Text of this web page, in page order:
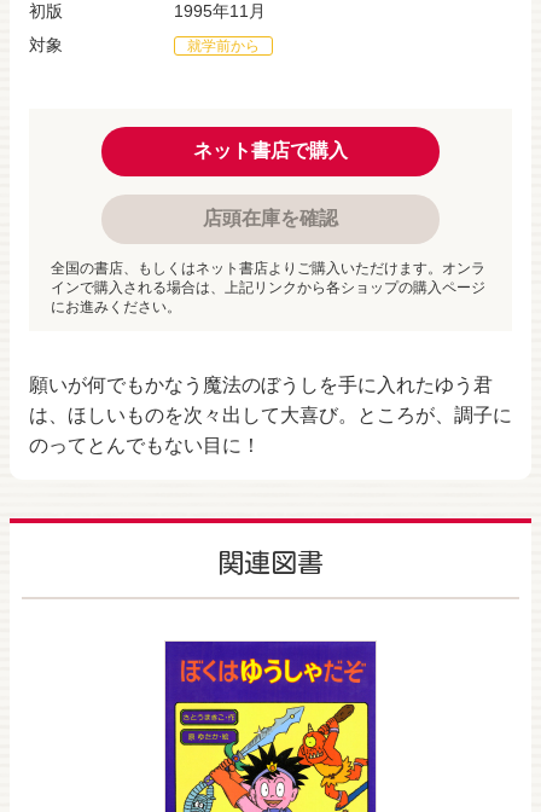
願いが何でもかなう魔法のぼうしを手に入れたゆう君
は、ほしいものを次々出して大喜び。ところが、調子に
のってとんでもない目に！
初版
1995年11月
対象
就学前から
ネット書店で購入
店頭在庫を確認
全国の書店、もしくはネット書店よりご購入いただけます。オンラ
インで購入される場合は、上記リンクから各ショップの購入ページ
にお進みください。
関連図書